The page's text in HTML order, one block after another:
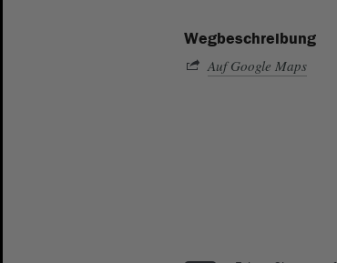
Wegbeschreibung
Auf Google Maps